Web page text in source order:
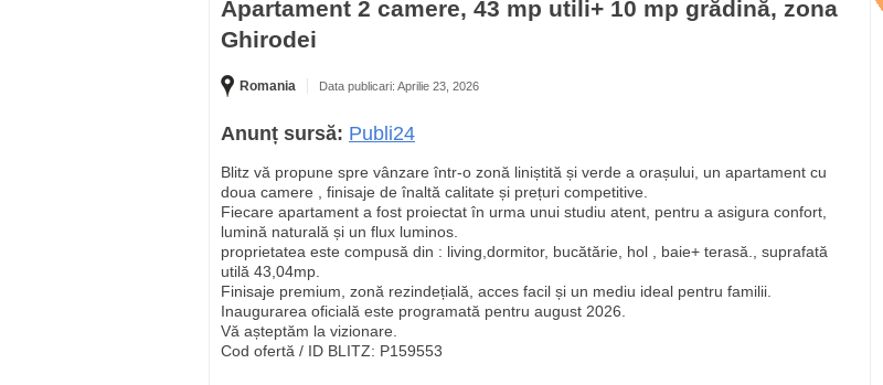
Apartament 2 camere, 43 mp utili+ 10 mp grădină, zona
Ghirodei
Romania Data publicari: Aprilie 23, 2026
Anunț sursă: Publi24
Blitz vă propune spre vânzare într-o zonă liniștită și verde a orașului, un apartament cu
doua camere , finisaje de înaltă calitate și prețuri competitive.
Fiecare apartament a fost proiectat în urma unui studiu atent, pentru a asigura confort,
lumină naturală și un flux luminos.
proprietatea este compusă din : living,dormitor, bucătărie, hol , baie+ terasă., suprafată
utilă 43,04mp.
Finisaje premium, zonă rezindețială, acces facil și un mediu ideal pentru familii.
Inaugurarea oficială este programată pentru august 2026.
Vă așteptăm la vizionare.
Cod ofertă / ID BLITZ: P159553